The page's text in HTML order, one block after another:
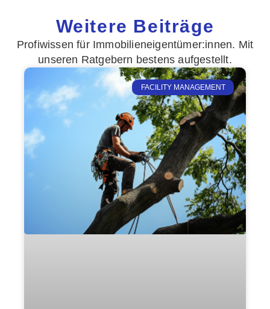
Weitere Beiträge
Profiwissen für Immobilieneigentümer:innen. Mit
unseren Ratgebern bestens aufgestellt.
FACILITY MANAGEMENT